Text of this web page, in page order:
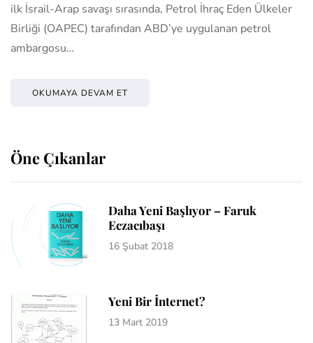
ilk İsrail-Arap savaşı sırasında, Petrol İhraç Eden Ülkeler
Birliği (OAPEC) tarafından ABD’ye uygulanan petrol
ambargosu…
OKUMAYA DEVAM ET
Öne Çıkanlar
Daha Yeni Başlıyor – Faruk
Eczacıbaşı
16 Şubat 2018
Yeni Bir İnternet?
13 Mart 2019